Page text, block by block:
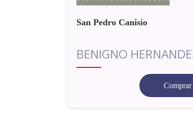
San Pedro Canisio
BENIGNO
Comprar